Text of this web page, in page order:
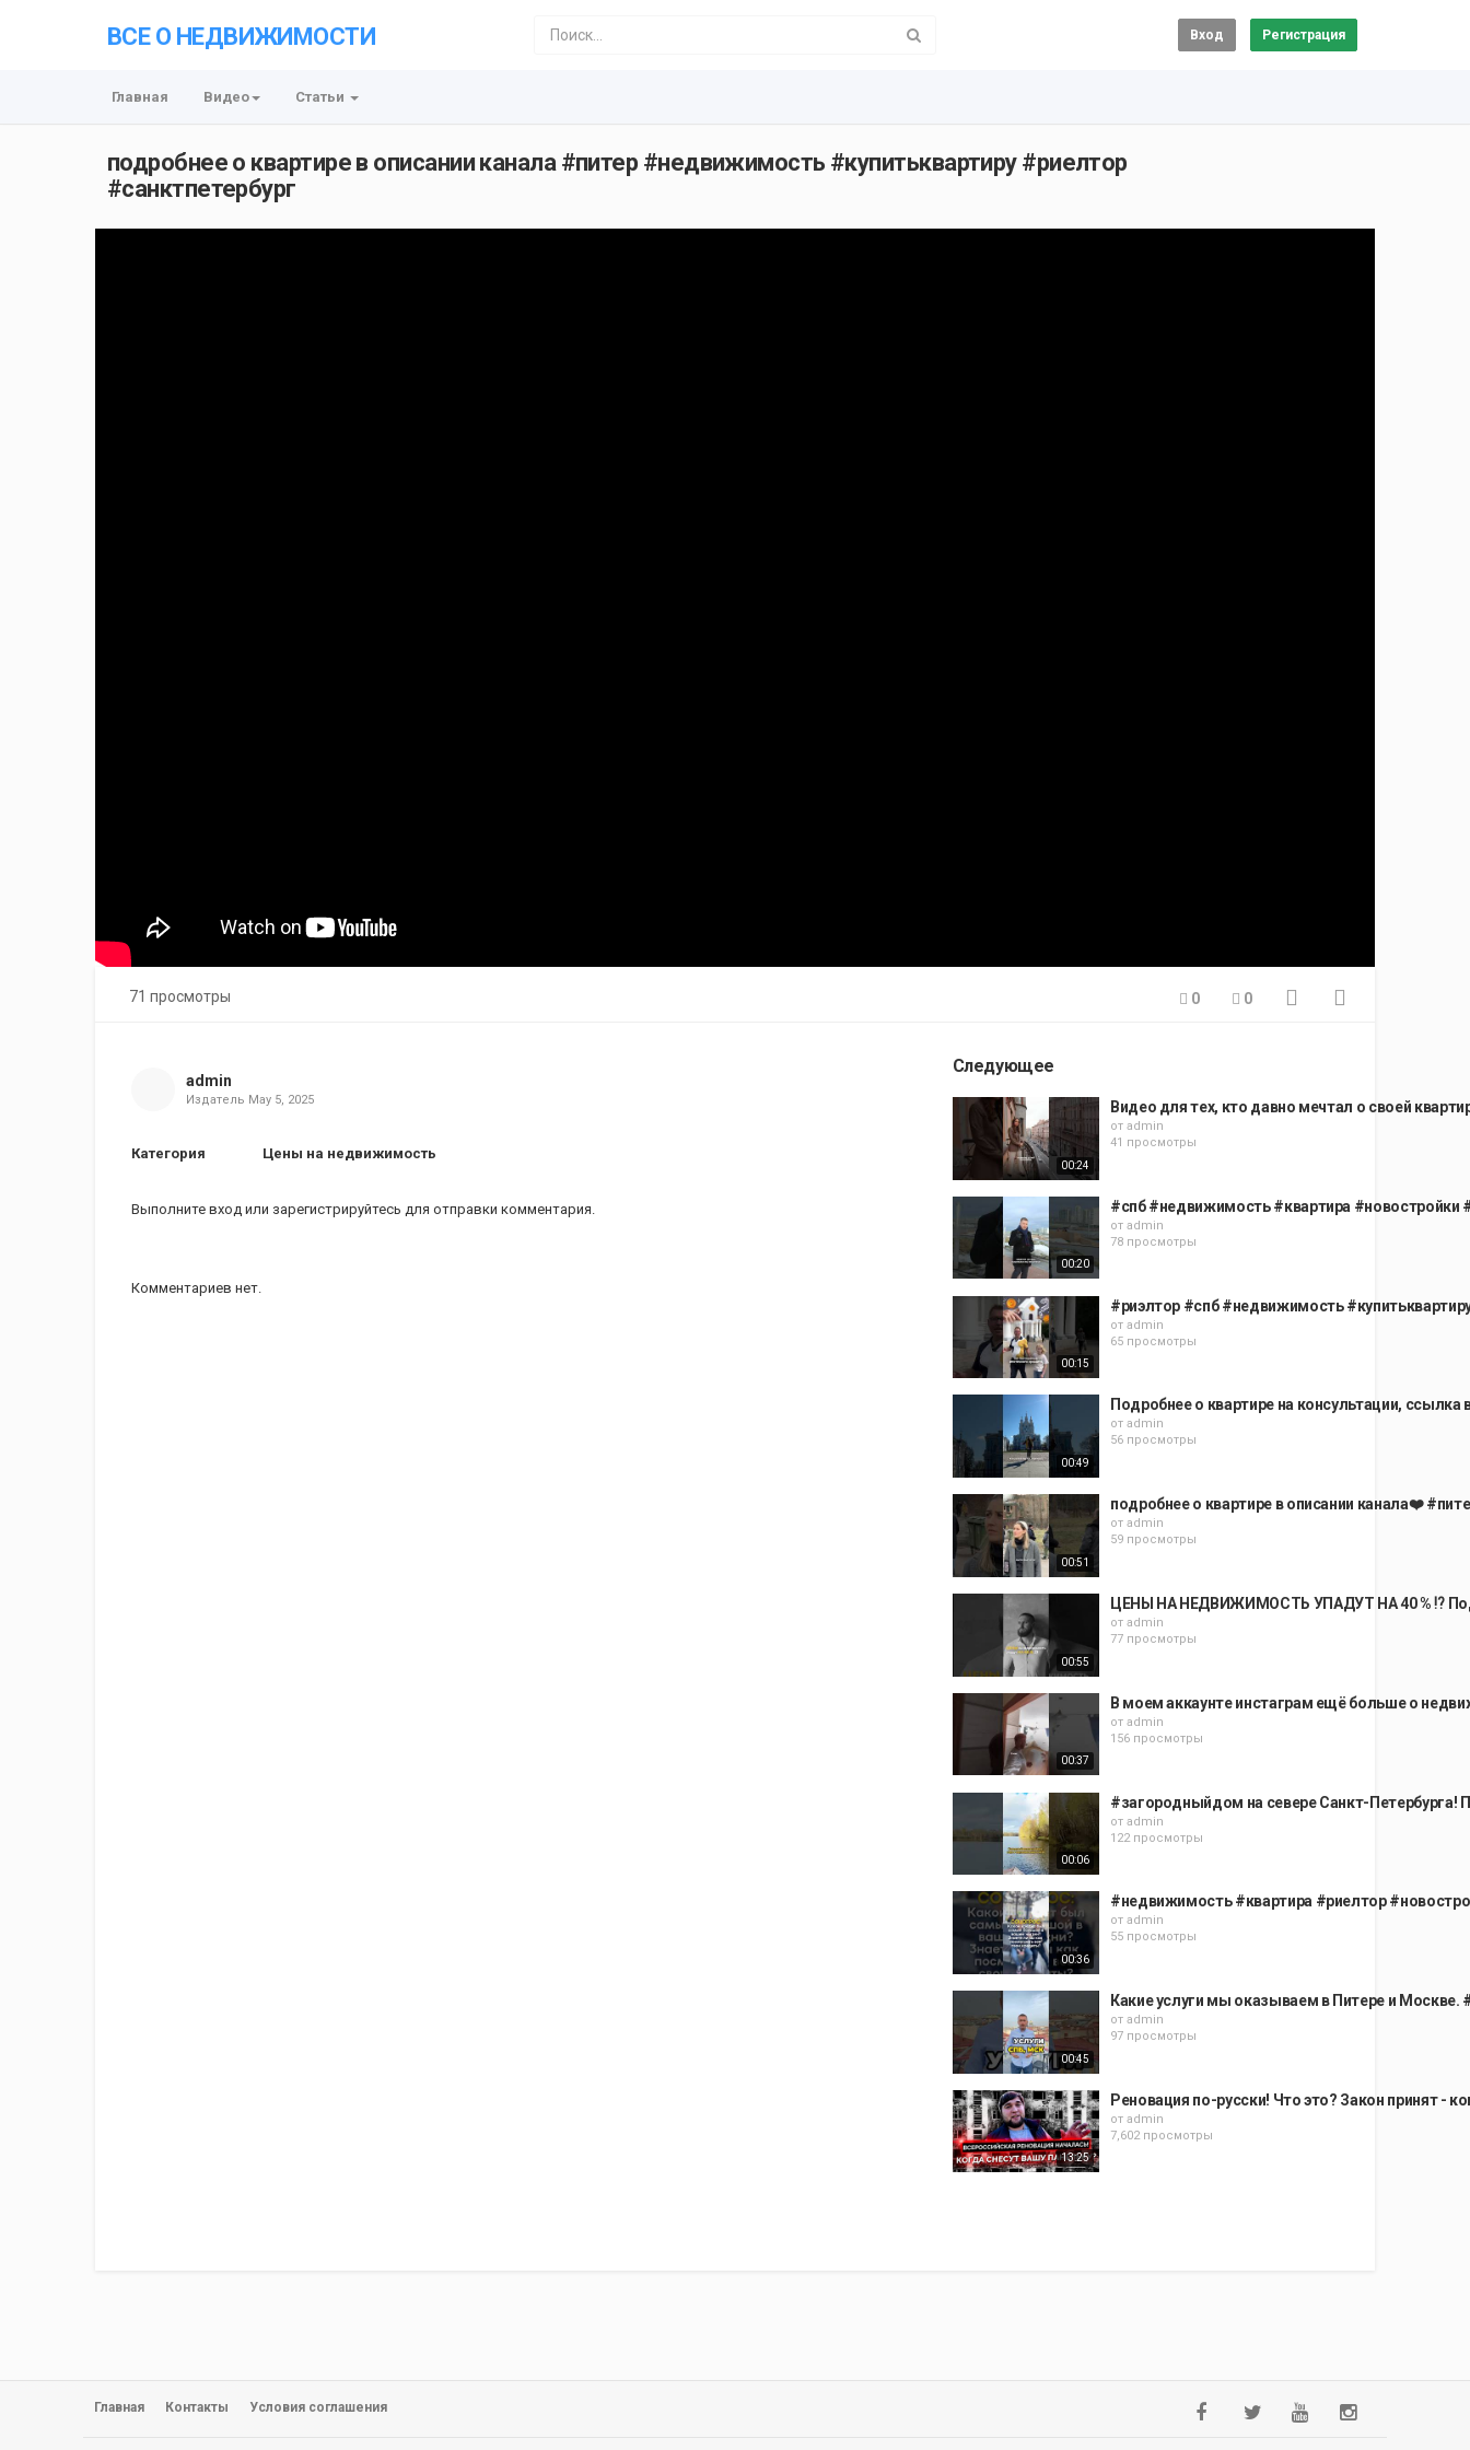
ВСЕ О НЕДВИЖИМОСТИ Вход Регистрация
Главная Видео Статьи
подробнее о квартире в описании канала #питер #недвижимость #купитьквартиру #риелтор
#санктпетербург
71 просмотры 0 0
admin
Издатель May 5, 2025
Категория Цены на недвижимость
Выполните вход или зарегистрируйтесь для отправки комментария.
Комментариев нет.
Следующее
00:24
Видео для тех, кто давно мечтал о своей
от admin
41 просмотры
00:20
#спб #недвижимость #квартира #новостройки
от admin
78 просмотры
00:15
#риэлтор #спб #недвижимость
от admin
65 просмотры
00:49
Подробнее о квартире на консультации,
от admin
56 просмотры
00:51
подробнее о квартире в описании канала❤️
от admin
59 просмотры
00:55
ЦЕНЫ НА НЕДВИЖИМОСТЬ УПАДУТ НА 40 % ⁉️
от admin
77 просмотры
00:37
В моем аккаунте инстаграм ещё больше о
от admin
156 просмотры
00:06
#загородныйдом на севере Санкт-Петербурга!
от admin
122 просмотры
00:36
#недвижимость #квартира #риелтор
от admin
55 просмотры
00:45
Какие услуги мы оказываем в Питере и
от admin
97 просмотры
13:25
Реновация по-русски! Что это? Закон принят -
от admin
7,602 просмотры
Главная Контакты Условия соглашения